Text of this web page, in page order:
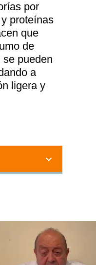
por
proteínas
que
de
pueden
a
ligera y